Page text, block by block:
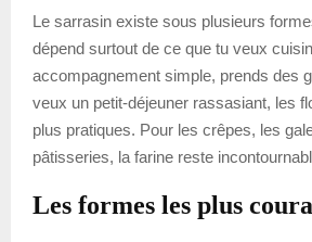
Le sarrasin existe sous plusieurs
dépend surtout de ce que tu veux
accompagnement simple, prends des
veux un petit-déjeuner rassasiant, les
plus pratiques. Pour les crêpes, les
pâtisseries, la farine reste
Les formes les plus